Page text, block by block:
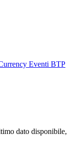
Eventi BTP
dato disponibile,